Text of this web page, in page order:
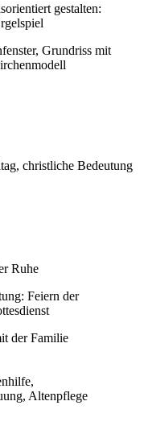
gestalten:
Grundriss mit
christliche Bedeutung
Ruhe
Feiern der
der Familie
Altenpflege